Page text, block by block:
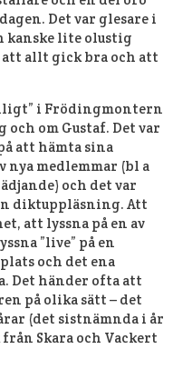
Det var glesare i
kanske lite olustig
allt gick bra och att
i Frödingmontern
om Gustaf. Det var
att hämta sina
nya medlemmar (bl a
och det var
diktuppläsning. Att
att lyssna på en av
”live” på en
och det ena
Det händer ofta att
på olika sätt – det
(det sistnämnda i år
Skara och Vackert